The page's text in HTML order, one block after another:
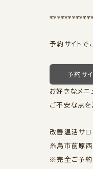
予約サイトで
予約サ
お好きなメ
ご不安な点
改善温活サ
糸島市前原
※完全ご予約